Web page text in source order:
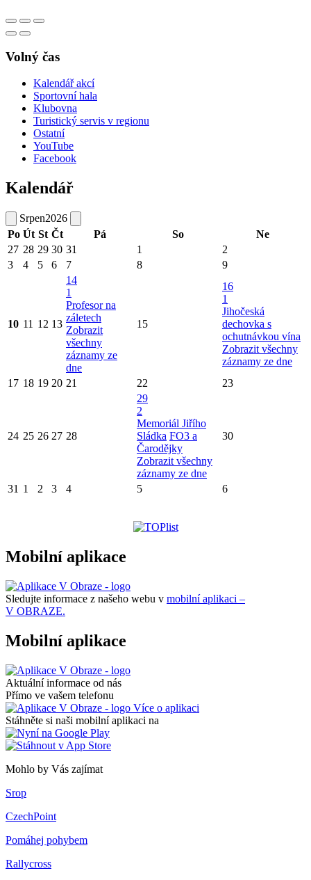
Volný čas
Kalendář akcí
Sportovní hala
Klubovna
Turistický servis v regionu
Ostatní
YouTube
Facebook
Kalendář
Srpen2026
Po Út St Čt Pá So
Ne
27 28 29 30 31 1
2
3
4 5 6 7 8 9
10 11 12 13
14
1
Profesor na
záletech
Zobrazit
všechny
záznamy ze
dne
15
16
1
Jihočeská
dechovka s
ochutnávkou vína
Zobrazit všechny
záznamy ze dne
17 18 19 20 21 22 23
24 25 26 27 28
29
2
Memoriál Jiřího
Sládka FO3 a
Čarodějky
Zobrazit všechny
záznamy ze dne
30
31 1 2 3 4 5 6
Mobilní aplikace
Sledujte informace z našeho webu v mobilní aplikaci –
V OBRAZE.
Mobilní aplikace
Aktuální informace od nás
Přímo ve vašem telefonu
Více o aplikaci
Stáhněte si naši mobilní aplikaci na
Mohlo by Vás zajímat
Srop
CzechPoint
Pomáhej pohybem
Rallycross